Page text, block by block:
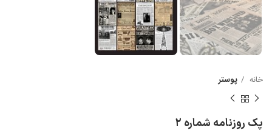
خانه پوستر
پک روزنامه شماره ۲